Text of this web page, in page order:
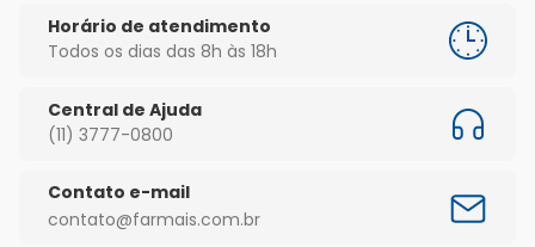
Horário de atendimento
Todos os dias das 8h às 18h
Central de Ajuda
(11) 3777-0800
Contato e-mail
contato@farmais.com.br